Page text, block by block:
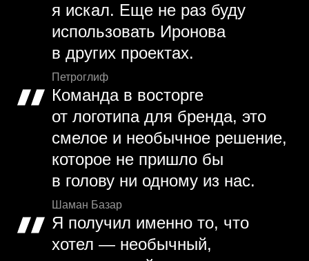
я искал. Еще не раз буду
использовать Иронова
в других проектах.
Петроглиф
Команда в восторге
от логотипа для бренда, это
смелое и необычное решение,
которое не пришло бы
в голову ни одному из нас.
Шаман Базар
Я получил именно то, что
хотел — необычный,